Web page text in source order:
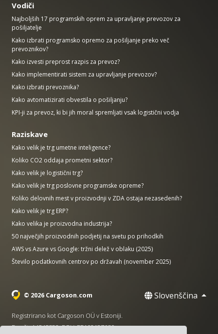
Vodiči
Najboljših 17 programskih oprem za upravljanje prevozov za
pošiljatelje
Kako izbrati programsko opremo za pošiljanje preko več
prevoznikov?
Kako izvesti preprost razpis za prevoz?
Kako implementirati sistem za upravljanje prevozov?
Kako izbrati prevoznika?
Kako avtomatizirati obvestila o pošiljanju?
KPI-ji za prevoz, ki bi jih moral spremljati vsak logistični vodja
Raziskave
Kako velik je trg umetne inteligence?
Koliko CO2 oddaja prometni sektor?
Kako velik je logistični trg?
Kako velik je trg poslovne programske opreme?
Koliko delovnih mest v proizvodnji v ZDA ostaja nezasedenih?
Kako velik je trg ERP?
Kako velika je proizvodna industrija?
50 največjih proizvodnih podjetij na svetu po prihodkih
AWS vs Azure vs Google: tržni delež v oblaku (2025)
Število podatkovnih centrov po državah (november 2025)
© 2026 Cargoson.com Slovenščina
Registrirano kot Cargoson OÜ v Estoniji.
Reg št: 14545832. DDV: EE102137680.